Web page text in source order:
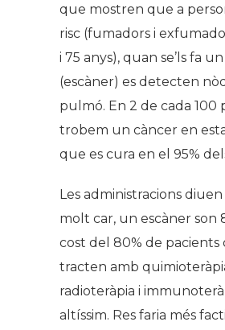
que mostren que a
risc (fumadors i
i 75 anys), quan se’ls fa
(escàner) es detecten
pulmó. En 2 de cada 100
trobem un càncer en
que es cura en el 95%
Les administracions
molt car, un escàner son
cost del 80% de pacients
tracten amb
radioteràpia i
altíssim. Res faria més